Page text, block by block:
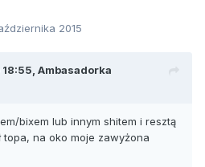
2015
Ambasadorka
bixem lub innym shitem i resztą
topa, na oko moje zawyżona